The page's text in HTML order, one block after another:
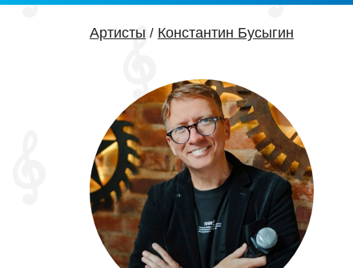
Артисты / Константин Бусыгин